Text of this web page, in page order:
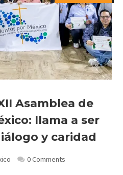
Asamblea de
llama a ser
y caridad
0 Comments